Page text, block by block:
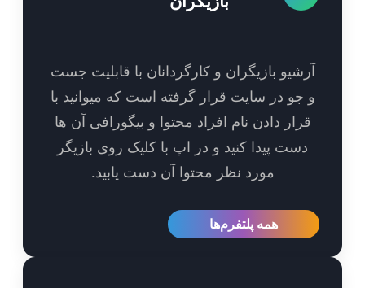
بازیگران و کارگردانان با قابلیت جست
در سایت قرار گرفته است که میوانید با
دادن نام افراد محتوا و بیگورافی آن ها
پیدا کنید و در اپ با کلیک روی بازیگر
مورد نظر محتوا آن دست یابید.
همه پلتفرم‌ها